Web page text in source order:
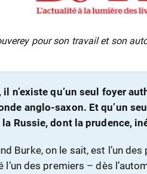
pour son travail et son
n’existe qu’un seul foyer
anglo-saxon. Et qu’un
Russie, dont la prudence,
Burke, on le sait, est l’un
l’un des premiers – dès